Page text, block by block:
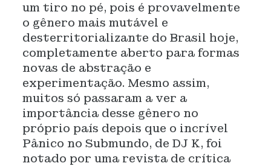
um tiro no pé, pois é provavelmente
o gênero mais mutável e
desterritorializante do Brasil hoje,
completamente aberto para formas
novas de abstração e
experimentação. Mesmo assim,
muitos só passaram a ver a
importância desse gênero no
próprio país depois que o incrível
Pânico no Submundo, de DJ K, foi
notado por uma revista de crítica